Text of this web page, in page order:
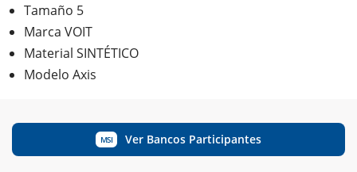
Tamaño 5
Marca VOIT
Material SINTÉTICO
Modelo Axis
MSI Ver Bancos Participantes